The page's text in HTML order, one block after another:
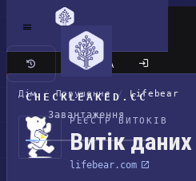
CHECKLEAKED.CC
Завантаження
Класичний сайт
Дім / Порушення / Lifebear
РЕЄСТР ВИТОКІВ
Витік
lifebear.com